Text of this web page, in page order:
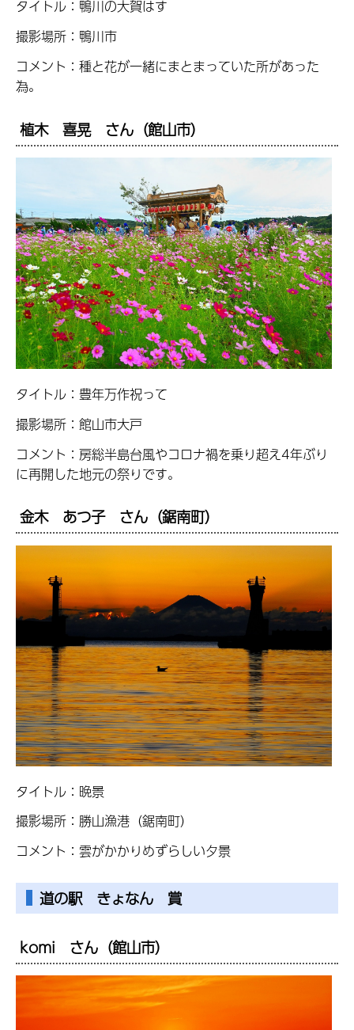
タイトル：鴨川の大賀はす
撮影場所：鴨川市
コメント：種と花が一緒にまとまっていた所があった
為。
植木 喜晃 さん（館山市）
タイトル：豊年万作祝って
撮影場所：館山市大戸
コメント：房総半島台風やコロナ禍を乗り超え4年ぶり
に再開した地元の祭りです。
金木 あつ子 さん（鋸南町）
タイトル：晩景
撮影場所：勝山漁港（鋸南町）
コメント：雲がかかりめずらしい夕景
道の駅 きょなん 賞
komi さん（館山市）